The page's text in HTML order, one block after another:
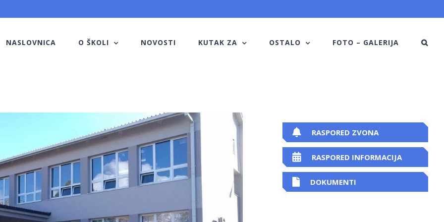
NASLOVNICA O ŠKOLI NOVOSTI KUTAK ZA OSTALO FOTO – GALERIJA
RASPORED ZVONA
RASPORED INFORMACIJA
DOKUMENTI